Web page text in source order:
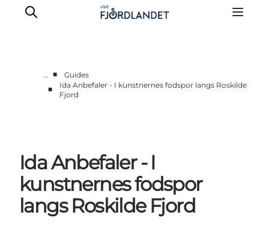
Byer & steder
Overnatning
Oplevelser
… ■
Guides
■
Ida Anbefaler - I kunstnernes fodspor langs Roskilde
Fjord
Ida Anbefaler - I
kunstnernes fodspor
langs Roskilde Fjord